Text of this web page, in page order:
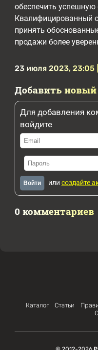
обеспечить успешную
Квалифицированный
принять
продажи более
23 июля 2023, 23:05
Добавить
Для добавления
войдите
Войти или создайте
0 комментариев
Каталог Статьи